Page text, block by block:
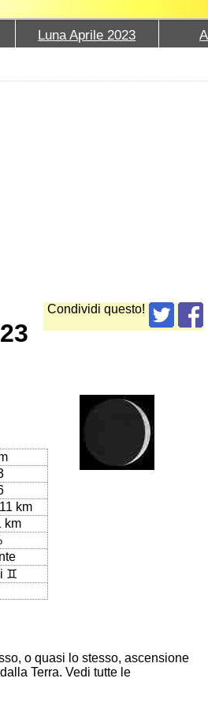
Luna Aprile 2023
Condividi questo!
km
km
♊
o quasi lo stesso, ascensione
Terra. Vedi tutte le